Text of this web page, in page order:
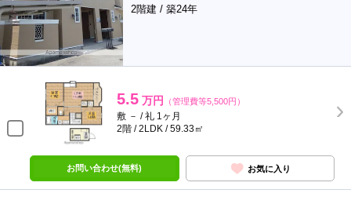
2階建 / 築24年
5.5 万円 （管理費等5,500円）
敷 － / 礼 1ヶ月
2階 / 2LDK / 59.33㎡
お問い合わせ(無料) お気に入り